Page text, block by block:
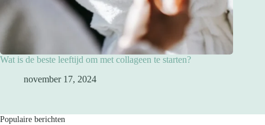
Wat is de beste leeftijd om met collageen te starten?
november 17, 2024
Populaire berichten